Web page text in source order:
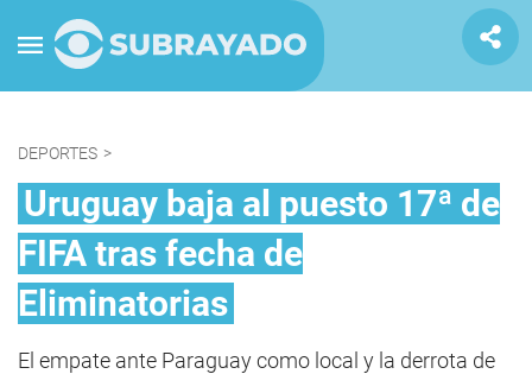
DEPORTES >
Uruguay baja al puesto 17ª de
FIFA tras fecha de
Eliminatorias
El empate ante Paraguay como local y la derrota de